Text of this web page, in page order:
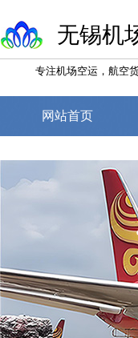
无锡机
专注机场空运，航空
网站首页